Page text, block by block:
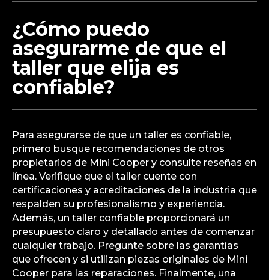
¿Cómo puedo
asegurarme de que el
taller que elija es
confiable?
Para asegurarse de que un taller es confiable,
primero busque recomendaciones de otros
propietarios de Mini Cooper y consulte reseñas en
línea. Verifique que el taller cuente con
certificaciones y acreditaciones de la industria que
respalden su profesionalismo y experiencia.
Además, un taller confiable proporcionará un
presupuesto claro y detallado antes de comenzar
cualquier trabajo. Pregunte sobre las garantías
que ofrecen y si utilizan piezas originales de Mini
Cooper para las reparaciones. Finalmente, una